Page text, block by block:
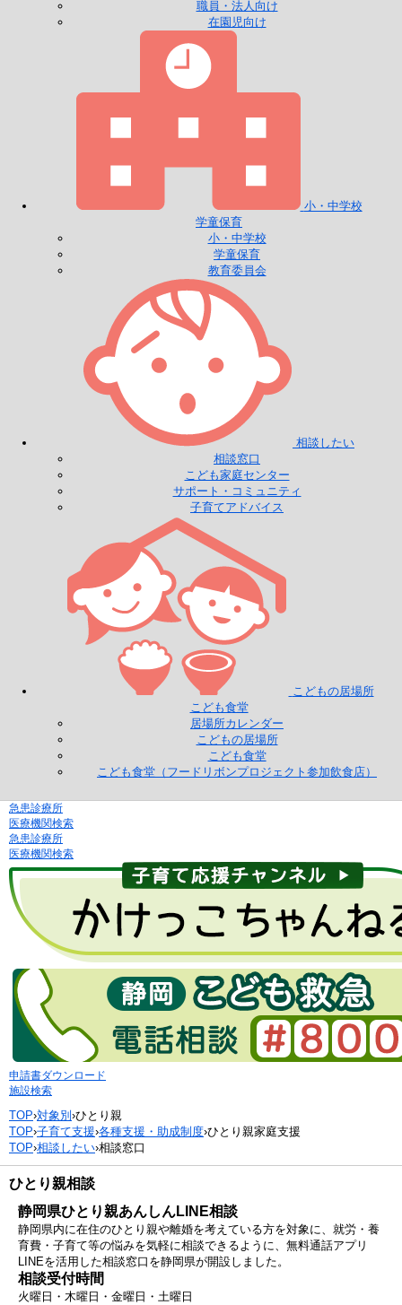
職員・法人向け
在園児向け
小・中学校
学童保育
小・中学校
学童保育
教育委員会
相談したい
相談窓口
こども家庭センター
サポート・コミュニティ
子育てアドバイス
こどもの居場所
こども食堂
居場所カレンダー
こどもの居場所
こども食堂
こども食堂（フードリボンプロジェクト参加飲食店）
急患診療所
医療機関検索
急患診療所
医療機関検索
申請書ダウンロード
施設検索
TOP›対象別 ›ひとり親
TOP›子育て支援›各種支援・助成制度›ひとり親家庭支援
TOP›相談したい›相談窓口
ひとり親相談
静岡県ひとり親あんしんLINE相談
静岡県内に在住のひとり親や離婚を考えている方を対象に、就労・養
育費・子育て等の悩みを気軽に相談できるように、無料通話アプリ
LINEを活用した相談窓口を静岡県が開設しました。
相談受付時間
火曜日・木曜日・金曜日・土曜日